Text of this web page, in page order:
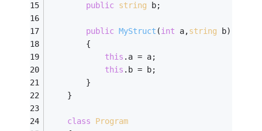
public string b;
public MyStruct (int a,string b)
        {
this .a = a;
this .b = b;
        }
    }
class
Program